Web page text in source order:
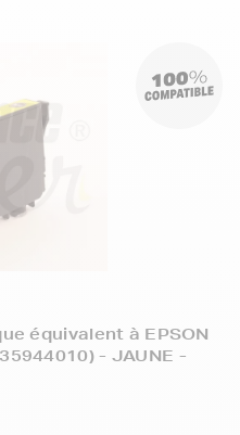
équivalent à EPSON
- JAUNE -